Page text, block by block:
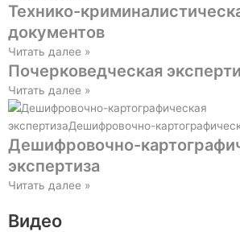
Технико-
документов
Читать далее »
Почерковедческая
Читать далее »
Дешифровочно-
экспертиза
Читать далее »
Видео